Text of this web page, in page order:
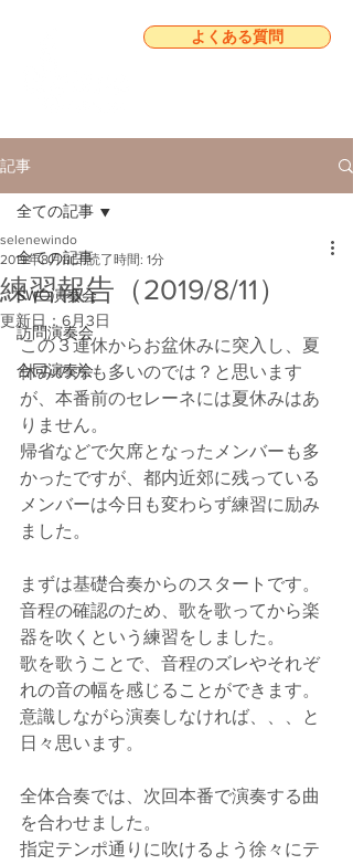
よくある質問
記事
全ての記事
SWO演奏会
訪問演奏会
合同演奏会
全ての記事
練習報告（2019/8/11）
selenewindo
2019年8月11日 読了時間: 1分
更新日： 6月3日
この３連休からお盆休みに突入し、夏
休みの方も多いのでは？と思います
が、本番前のセレーネには夏休みはあ
りません。
帰省などで欠席となったメンバーも多
かったですが、都内近郊に残っている
メンバーは今日も変わらず練習に励み
ました。
まずは基礎合奏からのスタートです。
音程の確認のため、歌を歌ってから楽
器を吹くという練習をしました。
歌を歌うことで、音程のズレやそれぞ
れの音の幅を感じることができます。
意識しながら演奏しなければ、、、と
日々思います。
全体合奏では、次回本番で演奏する曲
を合わせました。
指定テンポ通りに吹けるよう徐々にテ